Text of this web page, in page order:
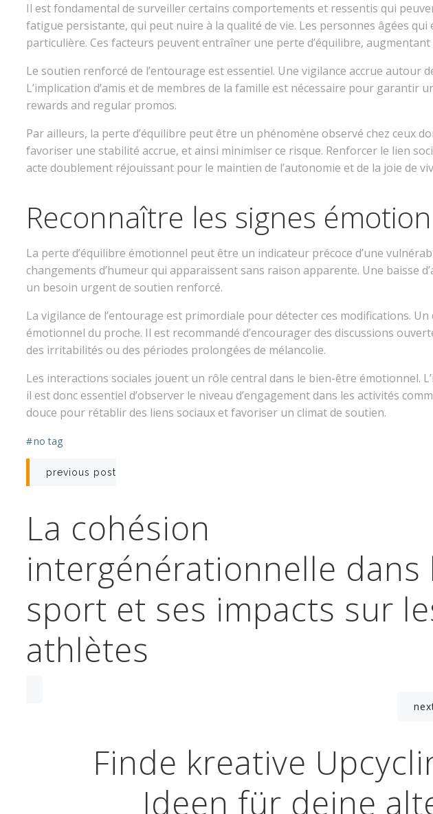
Il est fondamental de surveiller certains comportements et ressentis qui
fatigue persistante, qui peut nuire à la qualité de vie. Les personnes âgées
particulière. Ces facteurs peuvent entraîner une perte d’équilibre, augmentant
Le soutien renforcé de l’entourage est essentiel. Une vigilance accrue
L’implication d’amis et de membres de la famille est nécessaire pour garantir
rewards and regular promos.
Par ailleurs, la perte d’équilibre peut être un phénomène observé chez ceux
favoriser une stabilité accrue, et ainsi minimiser ce risque. Renforcer le lien
acte doublement réjouissant pour le maintien de l’autonomie et de la joie de
Reconnaître les signes
La perte d’équilibre émotionnel peut être un indicateur précoce d’une
changements d’humeur qui apparaissent sans raison apparente. Une baisse
un besoin urgent de soutien renforcé.
La vigilance de l’entourage est primordiale pour détecter ces modifications.
émotionnel du proche. Il est recommandé d’encourager des discussions
des irritabilités ou des périodes prolongées de mélancolie.
Les interactions sociales jouent un rôle central dans le bien-être émotionnel.
il est donc essentiel d’observer le niveau d’engagement dans les activités
douce pour rétablir des liens sociaux et favoriser un climat de soutien.
#no tag
Post
navigation
previous post
La cohésion
intergénérationnelle dans
sport et ses impacts sur
athlètes
navigation
Finde kreative
Ideen für deine